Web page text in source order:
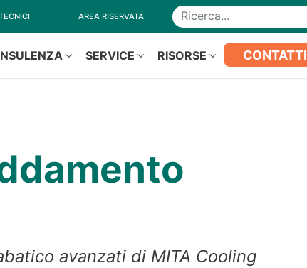
AREA RISERVATA Ricerca
SERVICE RISORSE CONTATTI
avanzati di MITA Cooling